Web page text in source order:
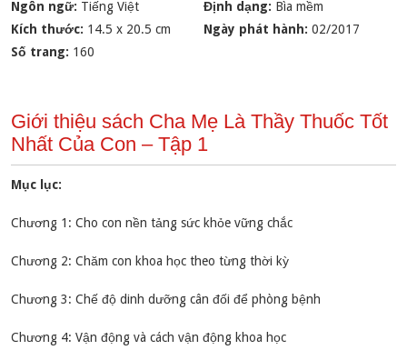
Ngôn ngữ: Tiếng Việt Định dạng: Bìa mềm
Kích thước: 14.5 x 20.5 cm Ngày phát hành: 02/2017
Số trang: 160
Giới thiệu sách Cha Mẹ Là Thầy Thuốc Tốt
Nhất Của Con – Tập 1
Mục lục:
Chương 1: Cho con nền tảng sức khỏe vững chắc
Chương 2: Chăm con khoa học theo từng thời kỳ
Chương 3: Chế độ dinh dưỡng cân đối để phòng bệnh
Chương 4: Vận động và cách vận động khoa học